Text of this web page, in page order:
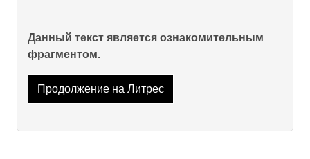
Данный текст является ознакомительным
фрагментом.
Продолжение на Литрес